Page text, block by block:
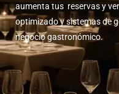
aumenta tus reservas y
optimizado y sistemas de
negocio gastronómico.